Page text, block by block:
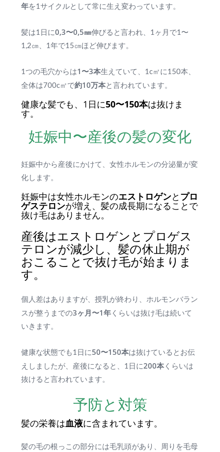
年を1サイクルとして常に生え変わっています。
髪は1日に0,3〜0,5㎜伸びると言われ、1ヶ月で1〜
1,2㎝、1年で15㎝ほど伸びます。
1つの毛穴からは1〜3本生えていて、1c㎡に150本、
全体は700c㎡で約10万本と言われています。
健康な髪でも、1日に50〜150本は抜けま
す。
妊娠中〜産後の髪の変化
妊娠中から産後にかけて、女性ホルモンの分泌量が変
化します。
妊娠中は女性ホルモンのエストロゲンと プロ
ゲステロンが増え、髪の成長期になることで
抜け毛はありません。
産後はエストロゲンとプロゲス
テロンが減少し、髪の休止期が
おこることで抜け毛が始まりま
す。
個人差はありますが、授乳が終わり、ホルモンバラン
スが整うまでの3ヶ月〜1年 くらいは抜け毛は続いて
いきます。
健康な状態でも1日に 50〜150本は抜けているとお伝
えしましたが、産後になると、1日に200本 くらいは
抜けると言われています。
予防と対策
髪の栄養は血液に含まれています。
髪の毛の根っこの部分には毛乳頭があり、周りを毛母